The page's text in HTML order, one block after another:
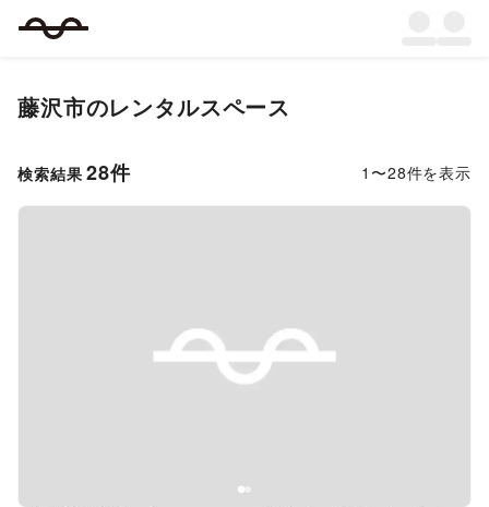
藤沢市のレンタルスペース
検索結果 28件 1 〜28件を表示
Previous slide